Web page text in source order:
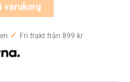
varukorg
✓ Fri frakt från 899 kr